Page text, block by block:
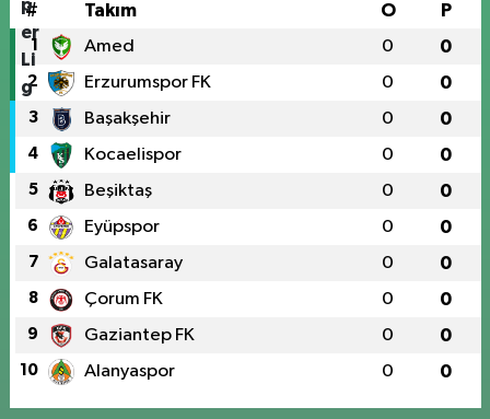
# Takım O P
1 Amed 0 0
2 Erzurumspor FK 0 0
3 Başakşehir 0 0
4 Kocaelispor 0 0
5 Beşiktaş 0 0
6 Eyüpspor 0 0
7 Galatasaray 0 0
8 Çorum FK 0 0
9 Gaziantep FK 0 0
10 Alanyaspor 0 0